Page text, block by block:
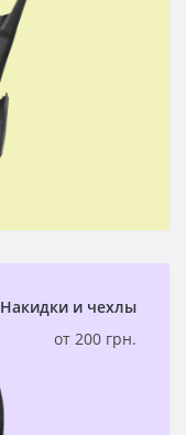
Накидки и чехлы
от 200 грн.